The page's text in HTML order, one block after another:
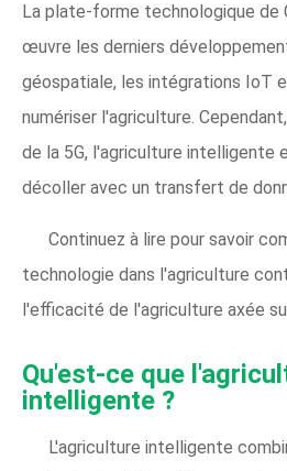
La plate-forme technologique de
œuvre les derniers
géospatiale, les intégrations IoT
numériser l'agriculture.
de la 5G, l'agriculture intelligente
décoller avec un transfert de
Continuez à lire pour savoir
technologie dans l'agriculture
l'efficacité de l'agriculture axée
Qu'est-ce que
intelligente ?
L'agriculture intelligente